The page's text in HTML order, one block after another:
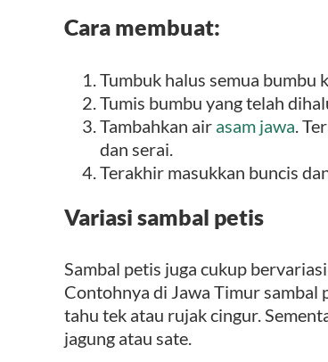
Cara membuat:
Tumbuk halus semua bumbu
Tumis bumbu yang telah
Tambahkan air asam jawa.
dan serai.
Terakhir masukkan buncis
Variasi sambal petis
Sambal petis juga cukup
Contohnya di Jawa Timur sambal
tahu tek atau rujak cingur.
jagung atau sate.